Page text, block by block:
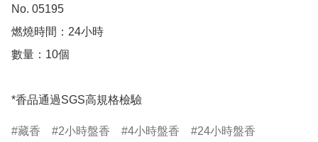
No. 05195
燃燒時間：24小時
數量：10個
*香品通過SGS高規格檢驗
藏香 2小時盤香 4小時盤香 24小時盤香